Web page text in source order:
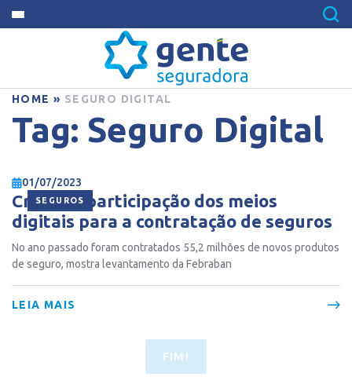
HOME » SEGURO DIGITAL
Tag: Seguro Digital
SEGUROS
01/07/2023
Cresce a participação dos meios
digitais para a contratação de seguros
No ano passado foram contratados 55,2 milhões de novos produtos
de seguro, mostra levantamento da Febraban
LEIA MAIS
FIM!